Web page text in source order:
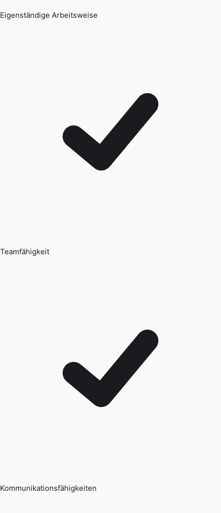
Eigenständige Arbeitsweise
Teamfähigkeit
Kommunikationsfähigkeiten